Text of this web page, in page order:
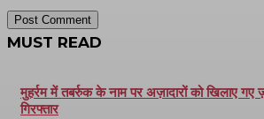
MUST READ
मुहर्रम में तबर्रुक के नाम पर अज़ादारों को खिलाए
गिरफ्तार